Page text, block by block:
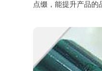
点缀，能提升产品的